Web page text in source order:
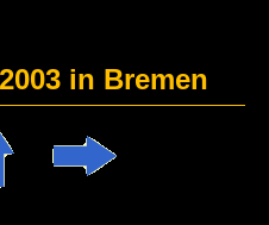
in Bremen